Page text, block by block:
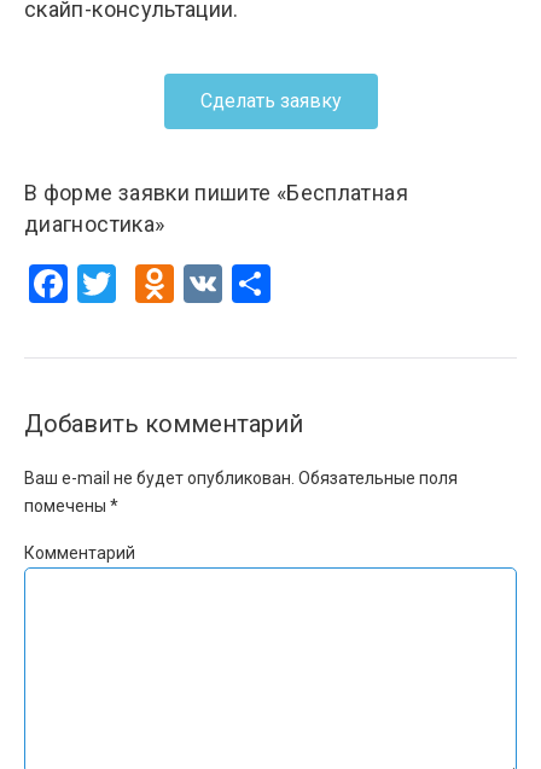
скайп-консультации.
Сделать заявку
В форме заявки пишите «Бесплатная
диагностика»
Facebook
TwitterOdnoklassniki
VK
Добавить комментарий
Ваш e-mail не будет опубликован. Обязательные поля
помечены *
Комментарий